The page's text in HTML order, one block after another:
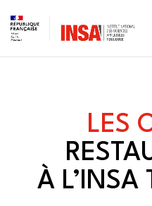
to
content
LES
À L’INSA